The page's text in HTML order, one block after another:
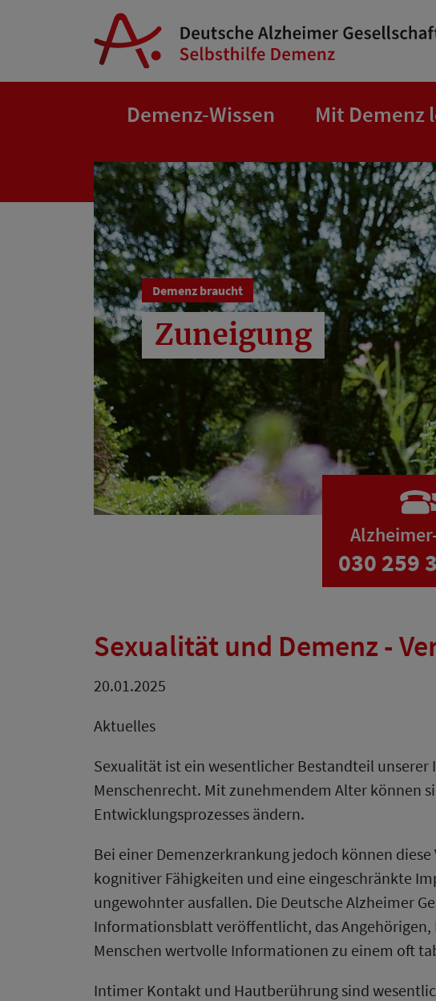
Springe zum Hauptinhalt
Demenz-Wissen Mit Demenz
Demenz braucht
Zuneigung
030 259
Sexualität und Demenz -
20.01.2025
Aktuelles
Sexualität ist ein wesentlicher Bestandteil
Menschenrecht. Mit zunehmendem Alter können
Entwicklungsprozesses ändern.
Bei einer Demenzerkrankung jedoch können
kognitiver Fähigkeiten und eine eingeschränkte
ungewohnter ausfallen. Die Deutsche Alzheimer
Informationsblatt veröffentlicht, das
Menschen wertvolle Informationen zu einem oft
Intimer Kontakt und Hautberührung sind